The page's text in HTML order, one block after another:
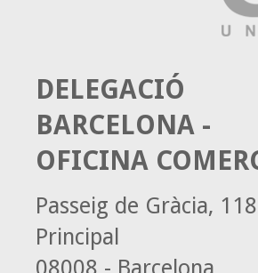
DELEGACIÓ
BARCELONA -
OFICINA
Passeig de Gràcia, 118
Principal